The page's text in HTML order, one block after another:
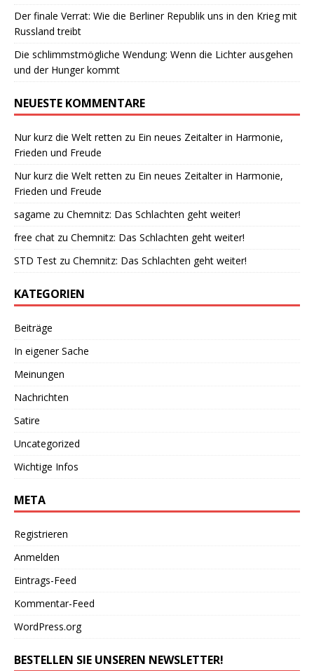
Der finale Verrat: Wie die Berliner Republik uns in den Krieg mit
Russland treibt
Die schlimmstmögliche Wendung: Wenn die Lichter ausgehen
und der Hunger kommt
NEUESTE KOMMENTARE
Nur kurz die Welt retten zu Ein neues Zeitalter in Harmonie,
Frieden und Freude
Nur kurz die Welt retten zu Ein neues Zeitalter in Harmonie,
Frieden und Freude
sagame zu Chemnitz: Das Schlachten geht weiter!
free chat zu Chemnitz: Das Schlachten geht weiter!
STD Test zu Chemnitz: Das Schlachten geht weiter!
KATEGORIEN
Beiträge
In eigener Sache
Meinungen
Nachrichten
Satire
Uncategorized
Wichtige Infos
META
Registrieren
Anmelden
Eintrags-Feed
Kommentar-Feed
WordPress.org
BESTELLEN SIE UNSEREN NEWSLETTER!